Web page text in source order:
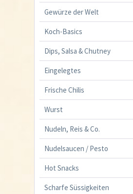
Gewürze der Welt
Koch-Basics
Dips, Salsa & Chutney
Eingelegtes
Frische Chilis
Wurst
Nudeln, Reis & Co.
Nudelsaucen / Pesto
Hot Snacks
Scharfe Süssigkeiten